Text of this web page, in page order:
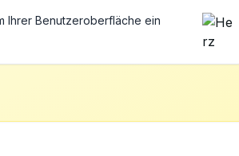
Ihrer Benutzeroberfläche ein